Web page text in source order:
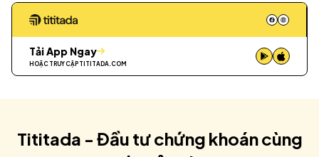
Tải App Ngay
HOẶC TRUY CẬP TITITADA.COM
Tititada - Đầu tư chứng khoán cùng